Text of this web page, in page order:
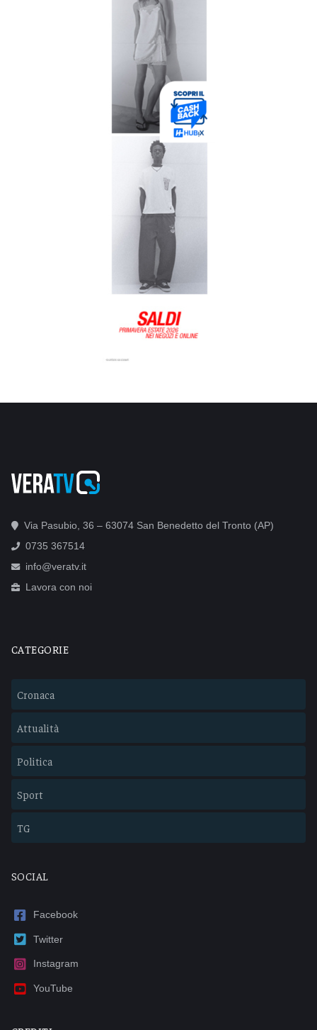
Via Pasubio, 36 – 63074 San Benedetto del Tronto (AP)
0735 367514
info@veratv.it
Lavora con noi
CATEGORIE
Cronaca
Attualità
Politica
Sport
TG
SOCIAL
Facebook
Twitter
Instagram
YouTube